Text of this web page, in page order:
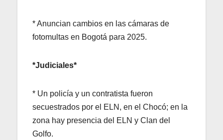
* Anuncian cambios en las cámaras de
fotomultas en Bogotá para 2025.
*Judiciales*
* Un policía y un contratista fueron
secuestrados por el ELN, en el Chocó; en la
zona hay presencia del ELN y Clan del
Golfo.